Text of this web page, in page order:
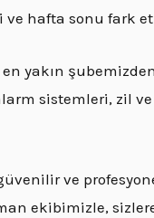
hafta sonu fark
yakın
sistemleri, zil
ve
ekibimizle,